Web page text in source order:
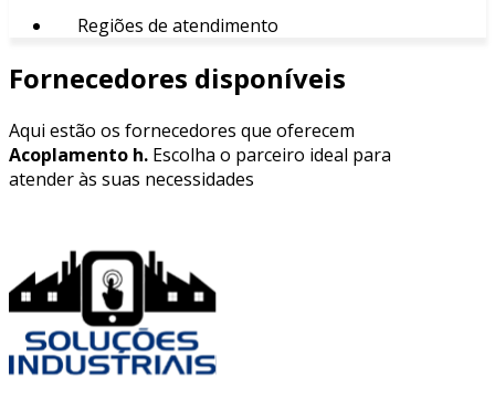
Regiões de atendimento
Fornecedores disponíveis
Aqui estão os fornecedores que oferecem
Acoplamento h. Escolha o parceiro ideal para
atender às suas necessidades